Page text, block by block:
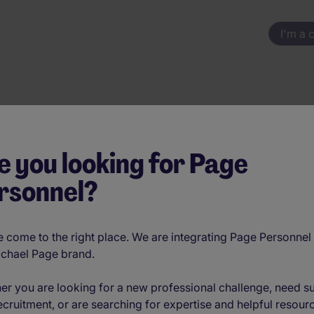
I'm a
you looking for Page
come to the right place. We are integrating Page Personnel
Page brand.
you are looking for a new professional challenge, need
or are searching for expertise and helpful
Customer Excellence - FMCG -